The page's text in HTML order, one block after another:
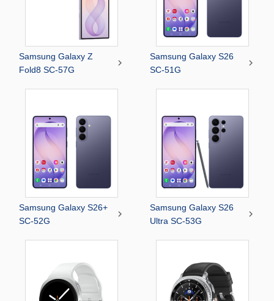
Samsung Galaxy Z
Fold8 SC-57G

Samsung Galaxy S26
SC-51G

Samsung Galaxy S26+
SC-52G

Samsung Galaxy S26
Ultra SC-53G
